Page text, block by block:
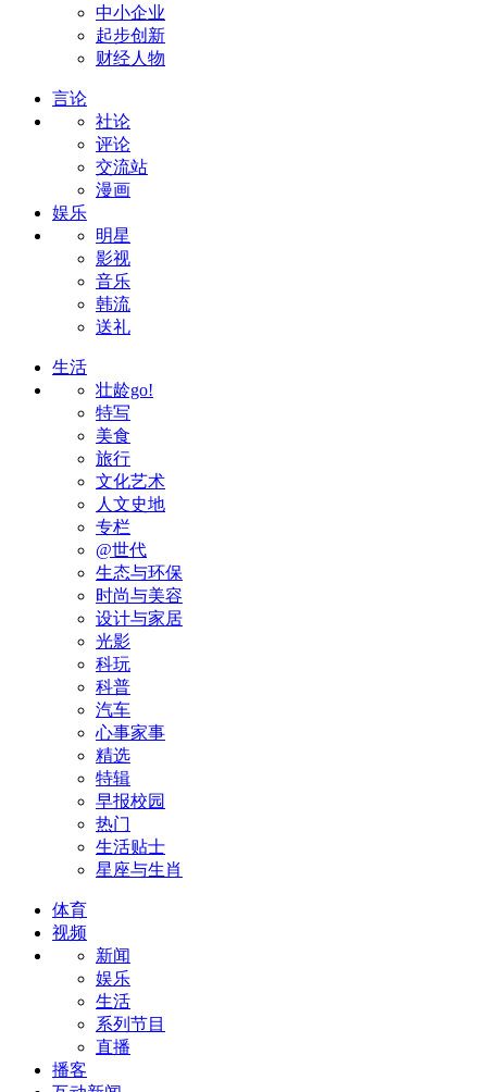
中小企业
起步创新
财经人物
言论
社论
评论
交流站
漫画
娱乐
明星
影视
音乐
韩流
送礼
生活
壮龄go!
特写
美食
旅行
文化艺术
人文史地
专栏
@世代
生态与环保
时尚与美容
设计与家居
光影
科玩
科普
汽车
心事家事
精选
特辑
早报校园
热门
生活贴士
星座与生肖
体育
视频
新闻
娱乐
生活
系列节目
直播
播客